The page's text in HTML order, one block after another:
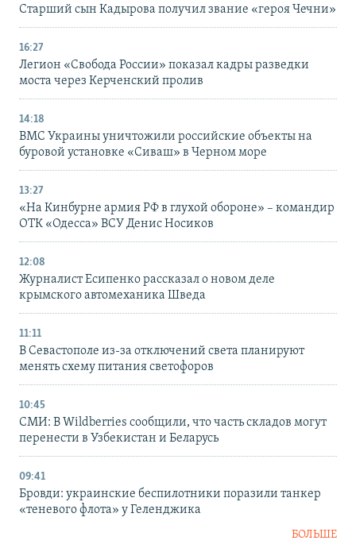
Старший сын Кадырова получил звание «героя Чечни»
16:27
Легион «Свобода России» показал кадры разведки
моста через Керченский пролив
14:18
ВМС Украины уничтожили российские объекты на
буровой установке «Сиваш» в Черном море
13:27
«На Кинбурне армия РФ в глухой обороне» – командир
ОТК «Одесса» ВСУ Денис Носиков
12:08
Журналист Есипенко рассказал о новом деле
крымского автомеханика Шведа
11:11
В Севастополе из-за отключений света планируют
менять схему питания светофоров
10:45
СМИ: В Wildberries сообщили, что часть складов могут
перенести в Узбекистан и Беларусь
09:41
Бровди: украинские беспилотники поразили танкер
«теневого флота» у Геленджика
БОЛЬШЕ